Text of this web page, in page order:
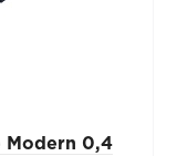
Modern 0,4